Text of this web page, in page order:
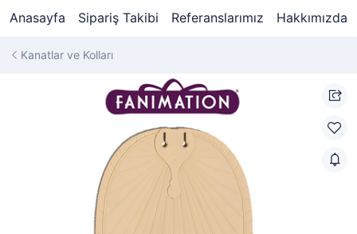
Anasayfa Sipariş Takibi Referanslarımız Hakkımızda
Kanatlar ve Kolları